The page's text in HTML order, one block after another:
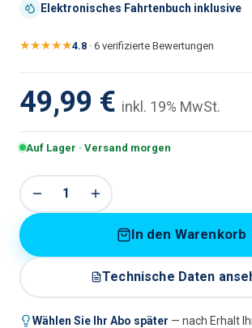
Elektronisches Fahrtenbuch inklusive
★★★★★4.8 · 6 verifizierte Bewertungen
49,99 € inkl. 19% MwSt.
Auf Lager · Versand morgen
1
In den Warenkorb
Technische Daten
Wählen Sie Ihr Abo später — nach Erhalt